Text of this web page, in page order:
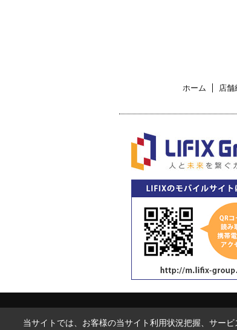
ホーム 店舗
当サイトでは、お客様の当サイト利用状況把握、サー